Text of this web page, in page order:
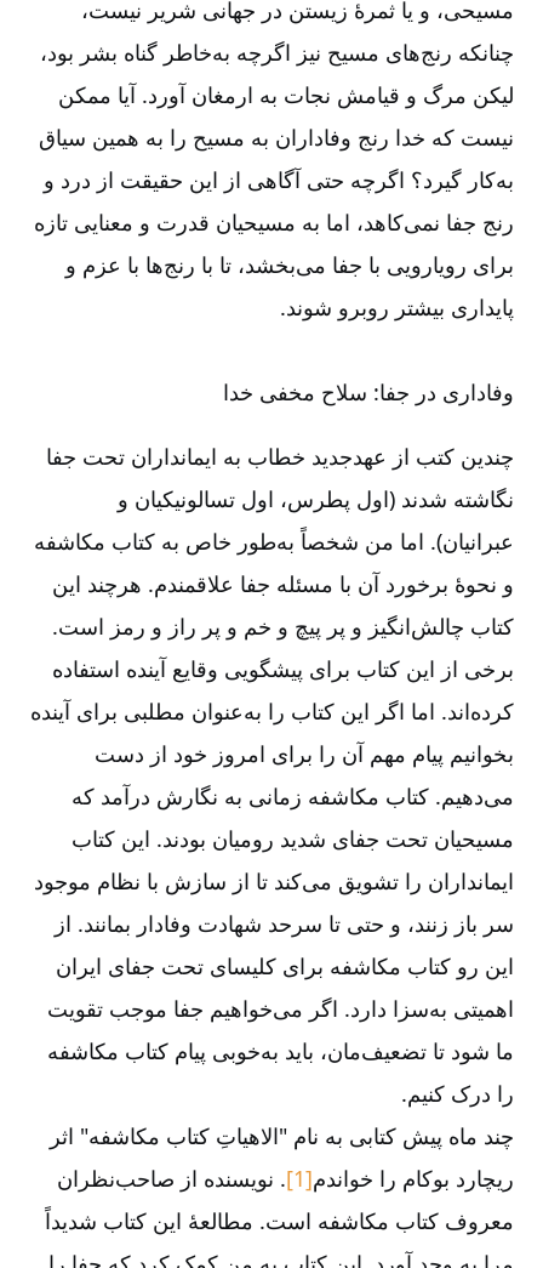
مسیحی، و یا ثمرۀ زیستن در جهانی شریر نیست،
چنانکه رنج‌‌های مسیح نیز اگرچه به‌‌خاطر گناه بشر بود،
لیکن مرگ و قیامش نجات به ارمغان آورد. آیا ممکن
نیست که خدا رنج وفاداران به مسیح را به همین سیاق
به‌‌کار گیرد؟ اگرچه حتی آگاهی از این حقیقت از درد و
رنج جفا نمی‌‌کاهد، اما به مسیحیان قدرت و معنایی تازه
برای رویارویی با جفا می‌‌بخشد، تا با رنج‌‌ها با عزم و
پایداری بیشتر روبرو شوند.
وفاداری در جفا: سلاح مخفی خدا
چندین کتب از عهدجدید خطاب به ایمانداران تحت جفا
نگاشته شدند (اول پطرس، اول تسالونیکیان و
عبرانیان). اما من شخصاً به‌‌طور خاص به کتاب مکاشفه
و نحوۀ برخورد آن با مسئله جفا علاقمندم. هرچند این
کتاب چالش‌‌انگیز و پر پیچ و خم و پر راز و رمز است.
برخی از این کتاب برای پیشگویی وقایع آینده استفاده
کرده‌‌اند. اما اگر این کتاب را به‌‌عنوان مطلبی برای آینده
بخوانیم پیام مهم آن را برای امروز خود از دست
می‌‌دهیم. کتاب مکاشفه زمانی به نگارش درآمد که
مسیحیان تحت جفای شدید رومیان بودند. این کتاب
ایمانداران را تشویق می‌‌کند تا از سازش با نظام موجود
سر باز زنند، و حتی تا سرحد شهادت وفادار بمانند. از
این رو کتاب مکاشفه برای کلیسای تحت جفای ایران
اهمیتی به‌‌سزا دارد. اگر می‌‌خواهیم جفا موجب تقویت
ما شود تا تضعیف‌‌مان، باید به‌‌خوبی پیام کتاب مکاشفه
را درک کنیم.
چند ماه پیش کتابی به نام "الاهیاتِ کتاب مکاشفه" اثر
ریچارد بوکام را خواندم[1]
. نویسنده از صاحب‌‌نظران
معروف کتاب مکاشفه است. مطالعۀ این کتاب شدیداً